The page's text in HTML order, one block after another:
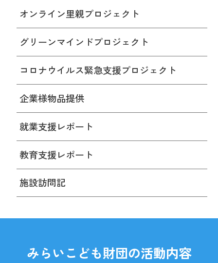
オンライン里親プロジェクト
グリーンマインドプロジェクト
コロナウイルス緊急支援プロジェクト
企業様物品提供
就業支援レポート
教育支援レポート
施設訪問記
みらいこども財団の活動内容